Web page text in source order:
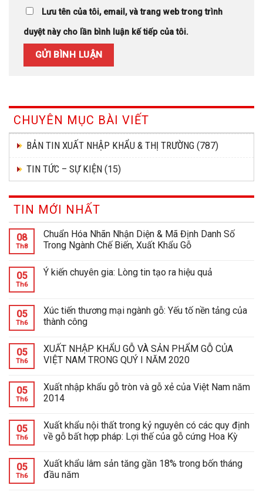
Lưu tên của tôi, email, và trang web trong trình
duyệt này cho lần bình luận kế tiếp của tôi.
CHUYÊN MỤC BÀI VIẾT
BẢN TIN XUẤT NHẬP KHẨU & THỊ TRƯỜNG (787)
TIN TỨC – SỰ KIỆN (15)
TIN MỚI NHẤT
08
Th8
Chuẩn Hóa Nhãn Nhận Diện & Mã Định Danh Số
Trong Ngành Chế Biến, Xuất Khẩu Gỗ
05
Th6
Ý kiến chuyên gia: Lòng tin tạo ra hiệu quả
05
Th6
Xúc tiến thương mại ngành gỗ: Yếu tố nền tảng của
thành công
05
Th6
XUẤT NHẬP KHẨU GỖ VÀ SẢN PHẨM GỖ CỦA
VIỆT NAM TRONG QUÝ I NĂM 2020
05
Th6
Xuất nhập khẩu gỗ tròn và gỗ xẻ của Việt Nam năm
2014
05
Th6
Xuất khẩu nội thất trong kỷ nguyên có các quy định
về gỗ bất hợp pháp: Lợi thế của gỗ cứng Hoa Kỳ
05
Th6
Xuất khẩu lâm sản tăng gần 18% trong bốn tháng
đầu năm